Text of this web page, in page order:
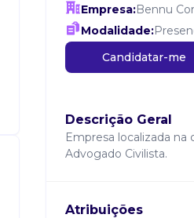
Empresa:Bennu
Modalidade:
Candidatar-me
Descrição Geral
Empresa localizada
Advogado Civilista.
Atribuições